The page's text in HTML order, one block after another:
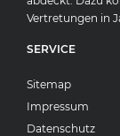
Vertretungen in
SERVICE
Sitemap
Impressum
Datenschutz